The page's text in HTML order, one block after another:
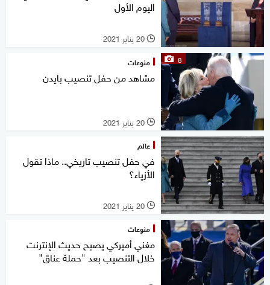
اليوم الأول
l 20 يناير 2021
8 منوعات
مشاهد من حفل تنصيب بايدن
l 20 يناير 2021
عالم
في حفل تنصيب تاريخي.. ماذا تقول
الأزياء؟
l 20 يناير 2021
منوعات
مغني أميركي يصبح حديث الإنترنت
خلال التنصيب بعد "حملة عناق"